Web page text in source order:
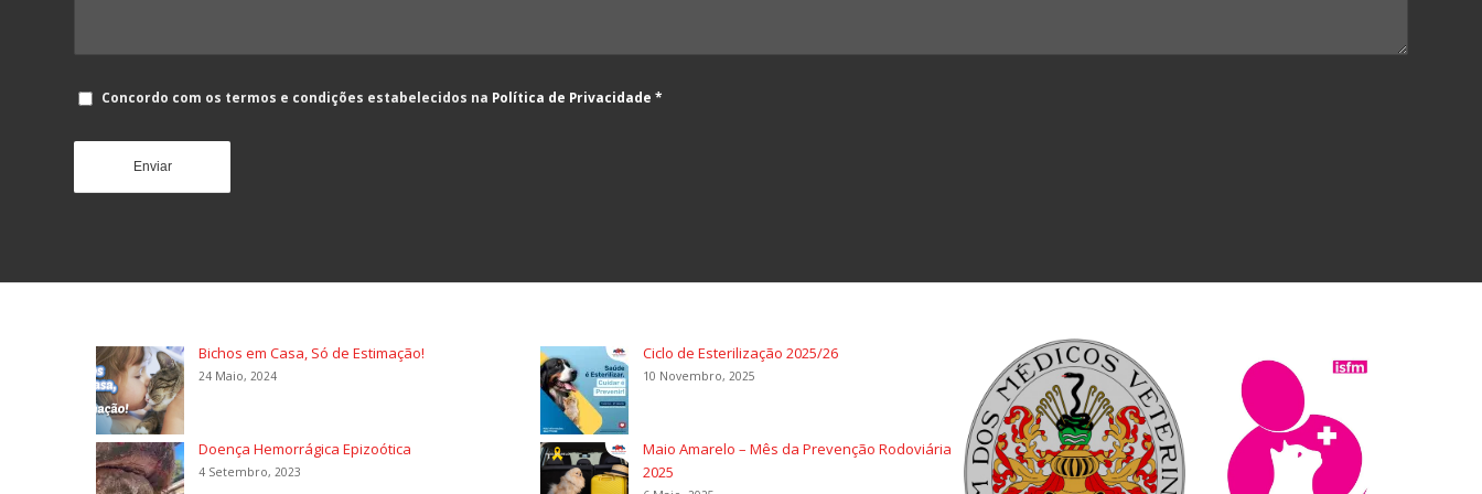
Concordo com os termos e condições estabelecidos na Política de Privacidade *
Bichos em Casa, Só de Estimação!
24 Maio, 2024
Doença Hemorrágica Epizoótica
4 Setembro, 2023
Ciclo de Esterilização 2025/26
10 Novembro, 2025
Maio Amarelo – Mês da Prevenção Rodoviária
2025